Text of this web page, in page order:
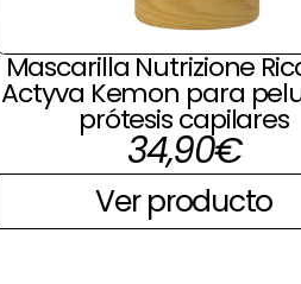
Mascarilla Nutrizione
Actyva Kemon para
prótesis capilares
34,90€
Ver producto